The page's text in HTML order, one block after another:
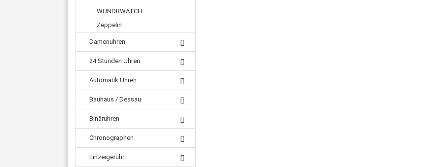
WUNDRWATCH
Zeppelin
Damenuhren
24 Stunden Uhren
Automatik Uhren
Bauhaus / Dessau
Binäruhren
Chronographen
Einzeigeruhr